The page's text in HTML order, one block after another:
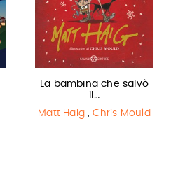
La bambina che salvò
il…
Matt Haig , Chris Mould